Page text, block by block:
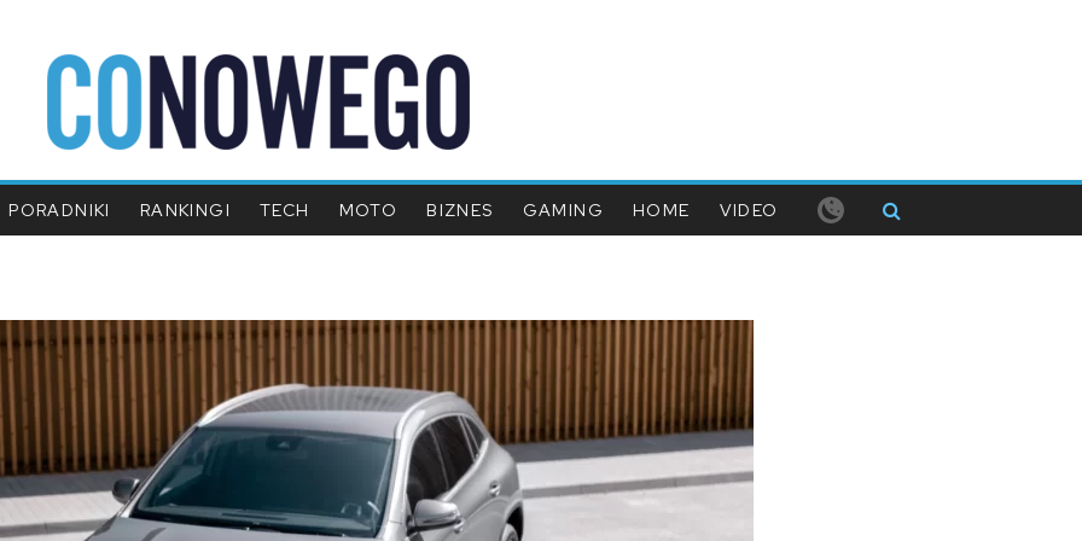
PORADNIKI RANKINGI TECH MOTO BIZNES GAMING HOME VIDEO